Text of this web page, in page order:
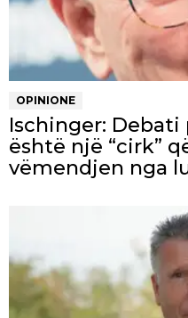
OPINIONE
Ischinger: Debati
është një “cirk”
vëmendjen nga